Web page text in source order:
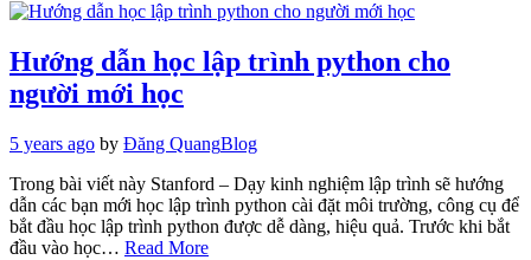
Hướng dẫn học lập trình python cho
người mới học
5 years ago by Đăng QuangBlog
Trong bài viết này Stanford – Dạy kinh nghiệm lập trình sẽ hướng
dẫn các bạn mới học lập trình python cài đặt môi trường, công cụ để
bắt đầu học lập trình python được dễ dàng, hiệu quả. Trước khi bắt
đầu vào học… Read More